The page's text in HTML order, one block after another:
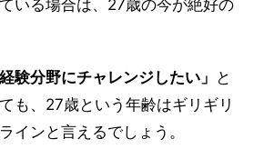
いる場合は、27歳の今が絶好の
験分野にチャレンジしたい」
と
も、27歳という年齢はギリギリ
インと言えるでしょう。